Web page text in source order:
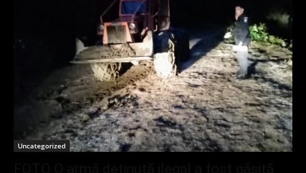
Uncategorized